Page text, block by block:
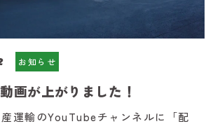
お知らせ
画が上がりました！
運輸のYouTubeチャンネルに「配